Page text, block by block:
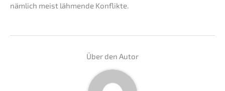
nämlich meist lähmen­de Konflikte.
Über den Autor